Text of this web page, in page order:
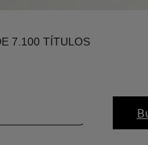
7.100 TÍTULOS